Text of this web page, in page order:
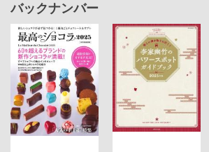
バックナンバー